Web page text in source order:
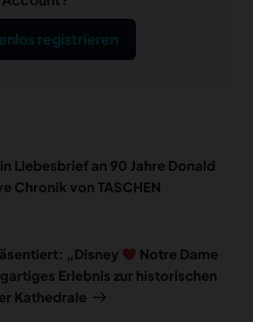
registrieren
Liebesbrief an 90 Jahre Donald
Chronik von TASCHEN
„Disney
Notre Dame
Erlebnis zur historischen
Kathedrale